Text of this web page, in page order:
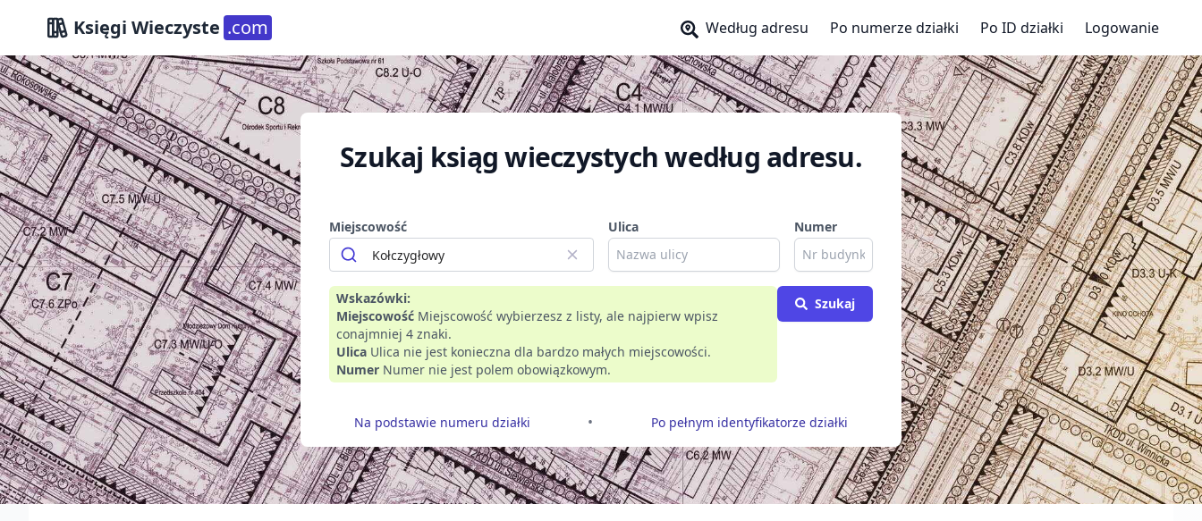
Księgi Wieczyste .com Według adresu Po numerze działki Po ID działki Logowanie
Szukaj ksiąg wieczystych według adresu.
Miejscowość Ulica Numer
Wskazówki:
Miejscowość Miejscowość wybierzesz z listy, ale najpierw wpisz
conajmniej 4 znaki.
Ulica Ulica nie jest konieczna dla bardzo małych miejscowości.
Numer Numer nie jest polem obowiązkowym.
Szukaj
Na podstawie numeru działki • Po pełnym identyfikatorze działki